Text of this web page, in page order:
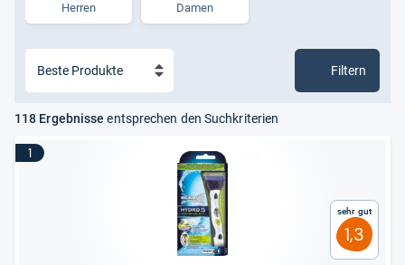
Herren Damen
Filtern
118 Ergebnisse entsprechen den Suchkriterien
1
Sehr gut
1,3